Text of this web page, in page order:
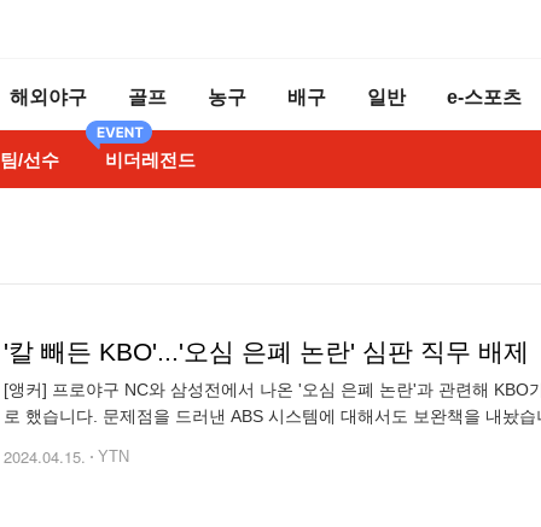
해외야구 골프 농구 배구 일반 e-스포츠
팀/선수 비더레전드
'칼 빼든 KBO'...'오심 은폐 논란' 심판 직무 배제
[앵커] 프로야구 NC와 삼성전에서 나온 '오심 은폐 논란'과 관련해
로 했습니다. 문제점을 드러낸 ABS 시스템에 대해서도 보완책을 내놨
2024.04.15. YTN